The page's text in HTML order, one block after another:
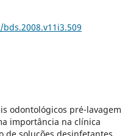
odontológicos pré-lavagem
importância na clínica